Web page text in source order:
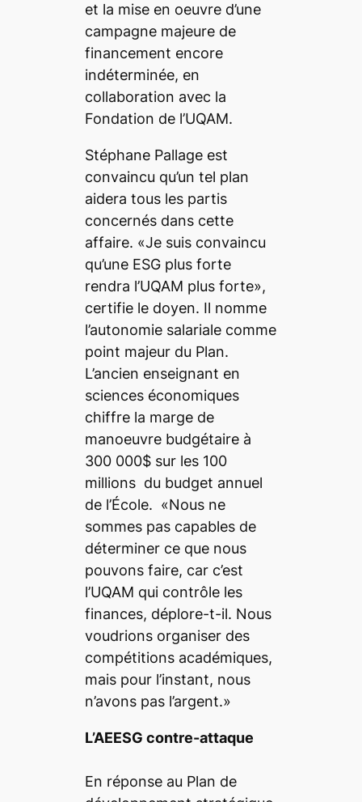
et la mise en oeuvre d’une
campagne majeure de
financement encore
indéterminée, en
collaboration avec la
Fondation de l’UQAM.
Stéphane Pallage est
convaincu qu’un tel plan
aidera tous les partis
concernés dans cette
affaire. «Je suis convaincu
qu’une ESG plus forte
rendra l’UQAM plus forte»,
certifie le doyen. Il nomme
l’autonomie salariale comme
point majeur du Plan.
L’ancien enseignant en
sciences économiques
chiffre la marge de
manoeuvre budgétaire à
300 000$ sur les 100
millions du budget annuel
de l’École. «Nous ne
sommes pas capables de
déterminer ce que nous
pouvons faire, car c’est
l’UQAM qui contrôle les
finances, déplore-t-il. Nous
voudrions organiser des
compétitions académiques,
mais pour l’instant, nous
n’avons pas l’argent.»
L’AEESG contre-attaque
En réponse au Plan de